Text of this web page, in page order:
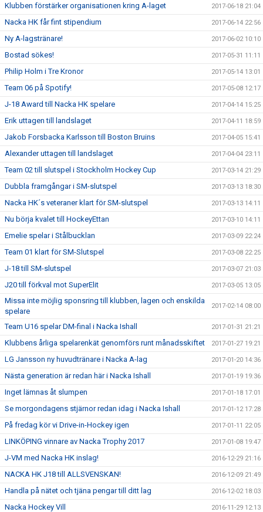
Klubben förstärker organisationen kring A-laget 2017-06-18 21:04
Nacka HK får fint stipendium 2017-06-14 22:56
Ny A-lagstränare! 2017-06-02 10:10
Bostad sökes! 2017-05-31 11:11
Philip Holm i Tre Kronor 2017-05-14 13:01
Team 06 på Spotify! 2017-05-08 12:17
J-18 Award till Nacka HK spelare 2017-04-14 15:25
Erik uttagen till landslaget 2017-04-11 18:59
Jakob Forsbacka Karlsson till Boston Bruins 2017-04-05 15:41
Alexander uttagen till landslaget 2017-04-04 23:11
Team 02 till slutspel i Stockholm Hockey Cup 2017-03-14 21:29
Dubbla framgångar i SM-slutspel 2017-03-13 18:30
Nacka HK´s veteraner klart för SM-slutspel 2017-03-13 14:11
Nu börja kvalet till HockeyEttan 2017-03-10 14:11
Emelie spelar i Stålbucklan 2017-03-09 22:24
Team 01 klart för SM-Slutspel 2017-03-08 22:25
J-18 till SM-slutspel 2017-03-07 21:03
J20 till förkval mot SuperElit 2017-03-05 13:05
Missa inte möjlig sponsring till klubben, lagen och enskilda
spelare
2017-02-14 08:00
Team U16 spelar DM-final i Nacka Ishall 2017-01-31 21:21
Klubbens årliga spelarenkät genomförs runt månadsskiftet 2017-01-27 19:21
LG Jansson ny huvudtränare i Nacka A-lag 2017-01-20 14:36
Nästa generation är redan här i Nacka Ishall 2017-01-19 19:36
Inget lämnas åt slumpen 2017-01-18 17:01
Se morgondagens stjärnor redan idag i Nacka Ishall 2017-01-12 17:28
På fredag kör vi Drive-in-Hockey igen 2017-01-11 22:05
LINKÖPING vinnare av Nacka Trophy 2017 2017-01-08 19:47
J-VM med Nacka HK inslag! 2016-12-29 21:16
NACKA HK J18 till ALLSVENSKAN! 2016-12-09 21:49
Handla på nätet och tjäna pengar till ditt lag 2016-12-02 18:03
Nacka Hockey Vill 2016-11-29 12:13